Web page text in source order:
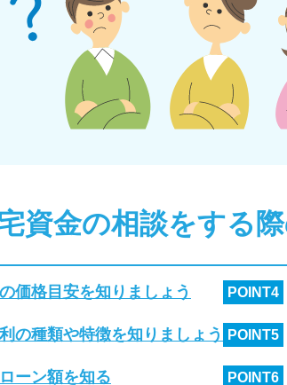
資金の相談をする
価格目安を知りましょう
の種類や特徴を知りましょう
ーン額を知る
POINT4
POINT5
POINT6